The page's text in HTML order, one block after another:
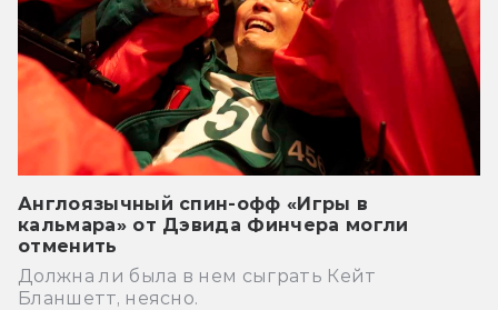
Англоязычный спин-офф «Игры в
кальмара» от Дэвида Финчера могли
отменить
Должна ли была в нем сыграть Кейт
Бланшетт, неясно.